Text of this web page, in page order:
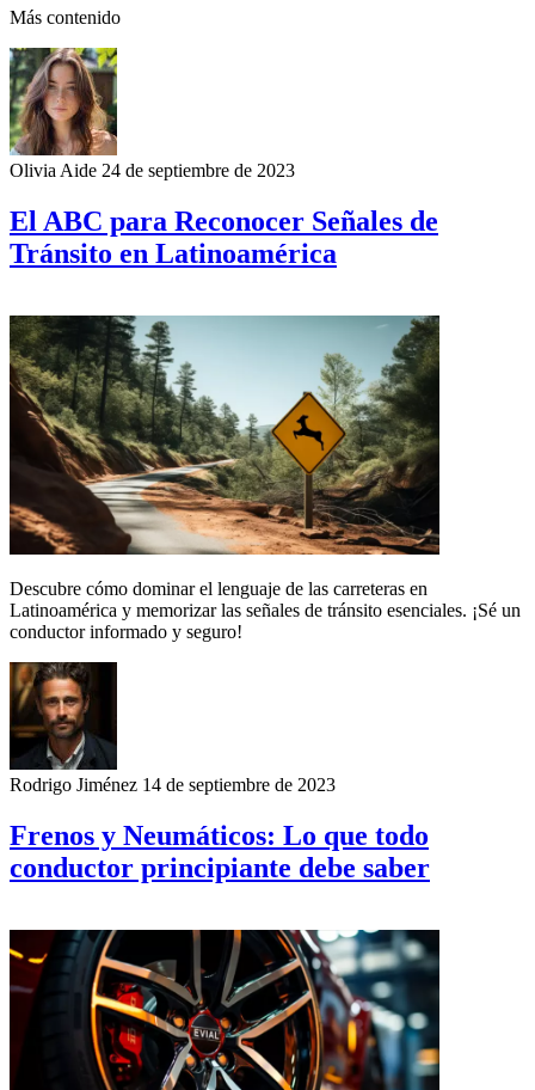
Más contenido
Olivia Aide 24 de septiembre de 2023
El ABC para Reconocer Señales de
Tránsito en Latinoamérica
Descubre cómo dominar el lenguaje de las carreteras en
Latinoamérica y memorizar las señales de tránsito esenciales. ¡Sé un
conductor informado y seguro!
Rodrigo Jiménez 14 de septiembre de 2023
Frenos y Neumáticos: Lo que todo
conductor principiante debe saber